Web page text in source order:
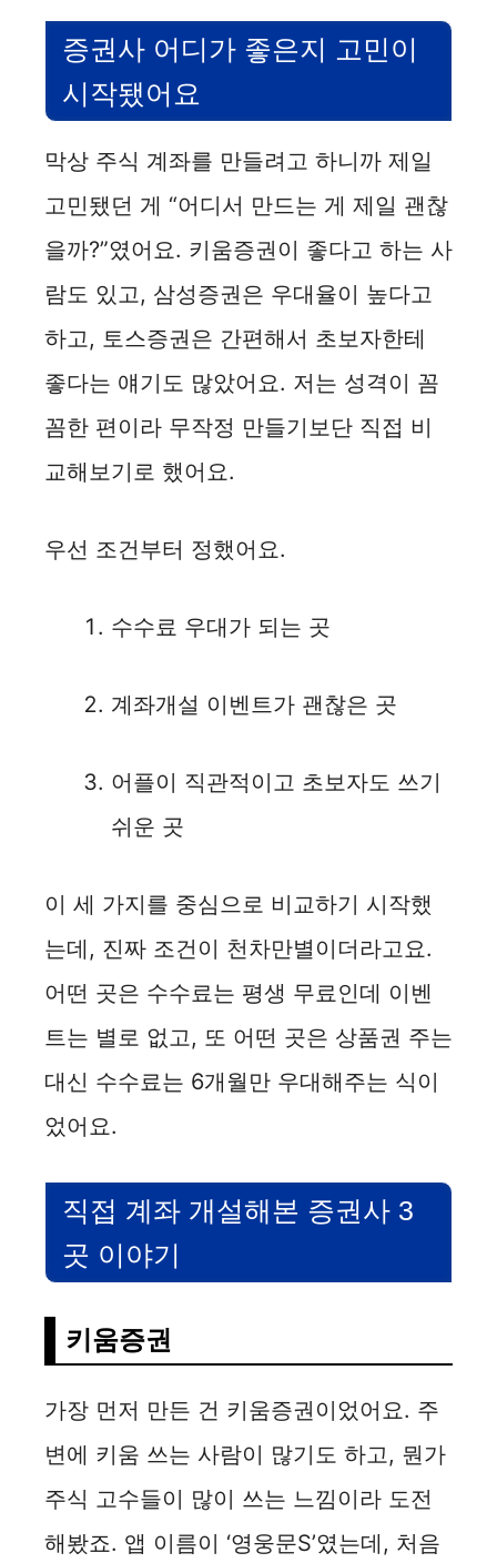
증권사 어디가 좋은지 고민이
시작됐어요
막상 주식 계좌를 만들려고 하니까 제일
고민됐던 게 “어디서 만드는 게 제일 괜찮
을까?”였어요. 키움증권이 좋다고 하는 사
람도 있고, 삼성증권은 우대율이 높다고
하고, 토스증권은 간편해서 초보자한테
좋다는 얘기도 많았어요. 저는 성격이 꼼
꼼한 편이라 무작정 만들기보단 직접 비
교해보기로 했어요.
우선 조건부터 정했어요.
수수료 우대가 되는 곳
계좌개설 이벤트가 괜찮은 곳
어플이 직관적이고 초보자도 쓰기
쉬운 곳
이 세 가지를 중심으로 비교하기 시작했
는데, 진짜 조건이 천차만별이더라고요.
어떤 곳은 수수료는 평생 무료인데 이벤
트는 별로 없고, 또 어떤 곳은 상품권 주는
대신 수수료는 6개월만 우대해주는 식이
었어요.
직접 계좌 개설해본 증권사 3
곳 이야기
키움증권
가장 먼저 만든 건 키움증권이었어요. 주
변에 키움 쓰는 사람이 많기도 하고, 뭔가
주식 고수들이 많이 쓰는 느낌이라 도전
해봤죠. 앱 이름이 ‘영웅문S’였는데, 처음